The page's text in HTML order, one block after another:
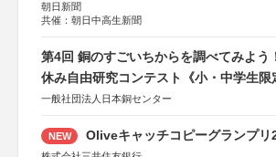
朝日新聞
共催：朝日中高生新聞
第4回 銅のすごいちからを調べてみよう
休み自由研究コンテスト《小・中学生限
一般社団法人日本銅センター
NEW Oliveキャッチコピーグランプリ